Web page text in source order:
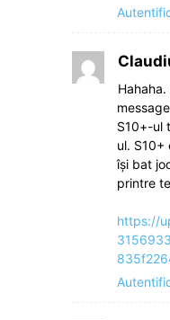
S10+-ul
ul. S10+
îşi bat
printre
https://